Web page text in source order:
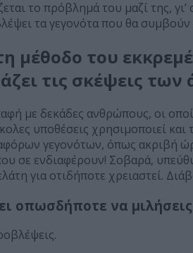
το πρόβλημά του μαζί της,
τα γεγονότα που θα συμβούν
μέθοδο του
τις σκέψεις
με δεκάδες ανθρώπους, οι
υποθέσεις χρησιμοποιεί
γεγονότων, όπως ακριβή
σε ενδιαφέρουν! Σοβαρά,
για οτιδήποτε χρειαστεί.
οπωσδήποτε να